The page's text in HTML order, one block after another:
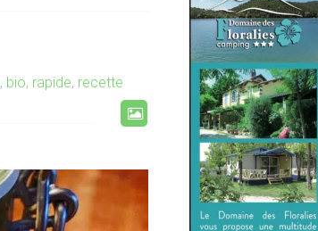
, bio, rapide, recette